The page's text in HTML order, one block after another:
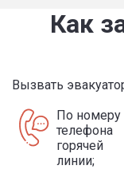
Как
Вызвать
По номеру
телефона
горячей
линии;